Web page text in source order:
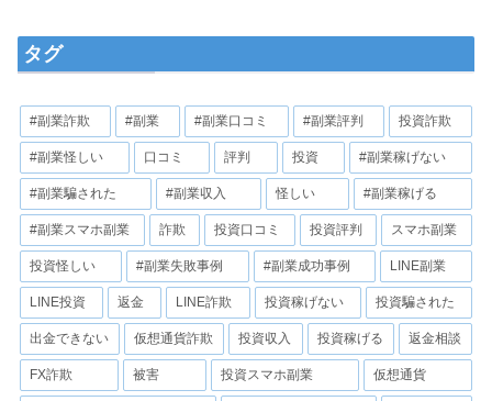
タグ
#副業詐欺 #副業 #副業口コミ #副業評判 投資詐欺
#副業怪しい 口コミ 評判 投資 #副業稼げない
#副業騙された #副業収入 怪しい #副業稼げる
#副業スマホ副業 詐欺 投資口コミ 投資評判 スマホ副業
投資怪しい #副業失敗事例 #副業成功事例 LINE副業
LINE投資 返金 LINE詐欺 投資稼げない 投資騙された
出金できない 仮想通貨詐欺 投資収入 投資稼げる 返金相談
FX詐欺 被害 投資スマホ副業 仮想通貨